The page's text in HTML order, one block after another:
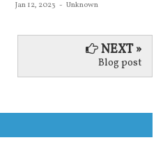
Jan 12, 2023 - Unknown
NEXT »
Blog post